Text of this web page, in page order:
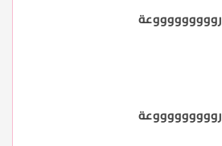
روووووووووعة
روووووووووعة